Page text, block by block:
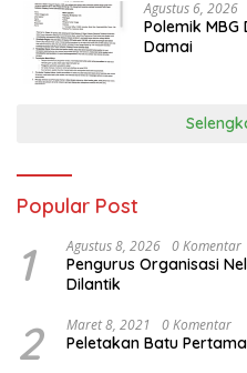
Agustus 6, 2026
Polemik
Damai
Popular Post
1 Agustus 8, 2026 0 Komentar
Pengurus Organisasi
Dilantik
2 Maret 8, 2021 0 Komentar
Peletakan Batu